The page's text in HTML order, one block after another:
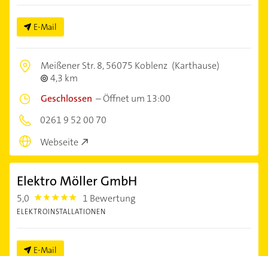
E-Mail
Meißener Str. 8,56075 Koblenz (Karthause)
4,3 km
Geschlossen –Öffnet um 13:00
0261 9 52 00 70
Webseite
Elektro Möller GmbH
5,0 5.0 1 Bewertung
ELEKTROINSTALLATIONEN
E-Mail